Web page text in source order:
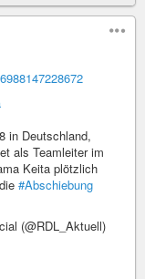
in Deutschland,
als Teamleiter im
Keita plötzlich
#Abschiebung
(@RDL_Aktuell)